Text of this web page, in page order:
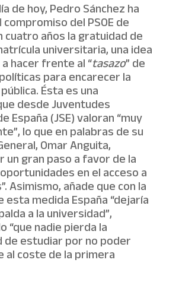
de hoy, Pedro Sánchez ha
compromiso del PSOE de
cuatro años la gratuidad de
universitaria, una idea
hacer frente al “tasazo” de
para encarecer la
Ésta es una
desde Juventudes
España (JSE) valoran “muy
lo que en palabras de su
Omar Anguita,
un gran paso a favor de la
en el acceso a
Asimismo, añade que con la
esta medida España “dejaría
a la universidad”,
“que nadie pierda la
de estudiar por no poder
al coste de la primera